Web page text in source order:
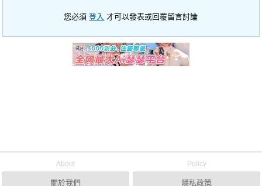
您必須登入 才可以發表或回覆留言討論
About
關於我們
Policy
隱私政策